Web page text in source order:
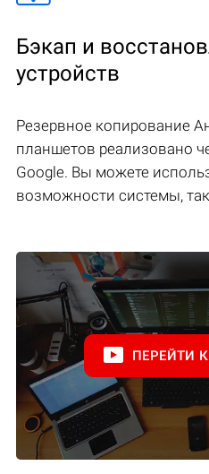
Бэкап и
устройств
Резервное копирование
планшетов реализовано
Google. Вы можете
возможности системы,
ПЕРЕЙТИ